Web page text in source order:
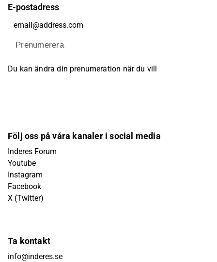
E-postadress
Prenumerera
Du kan ändra din prenumeration när du vill
Följ oss på våra kanaler i social media
Inderes Forum
Youtube
Instagram
Facebook
X (Twitter)
Ta kontakt
info@inderes.se